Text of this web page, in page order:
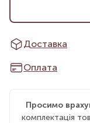
Доставка
Оплата
Просимо
комплектація